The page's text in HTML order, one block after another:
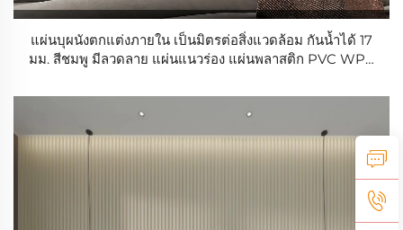
แผ่นบุผนังตกแต่งภายใน เป็นมิตรต่อสิ่งแวดล้อม กันน้ำได้ 17
มม. สีชมพู มีลวดลาย แผ่นแนวร่อง แผ่นพลาสติก PVC WPC